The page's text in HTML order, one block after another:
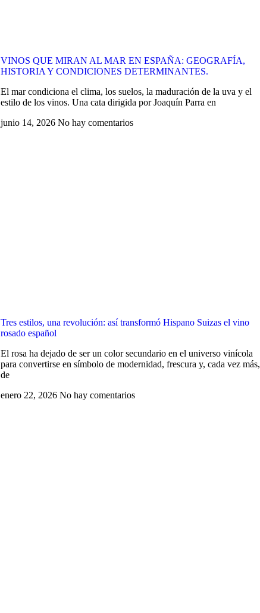
VINOS QUE MIRAN AL MAR EN ESPAÑA: GEOGRAFÍA,
HISTORIA Y CONDICIONES DETERMINANTES.
El mar condiciona el clima, los suelos, la maduración de la uva y el
estilo de los vinos. Una cata dirigida por Joaquín Parra en
junio 14, 2026 No hay comentarios
Tres estilos, una revolución: así transformó Hispano Suizas el vino
rosado español
El rosa ha dejado de ser un color secundario en el universo vinícola
para convertirse en símbolo de modernidad, frescura y, cada vez más,
de
enero 22, 2026 No hay comentarios